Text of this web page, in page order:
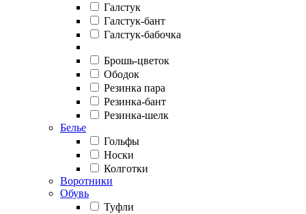
Галстук
Галстук-бант
Галстук-бабочка
Брошь-цветок
Ободок
Резинка пара
Резинка-бант
Резинка-шелк
Белье
Гольфы
Носки
Колготки
Воротники
Обувь
Туфли